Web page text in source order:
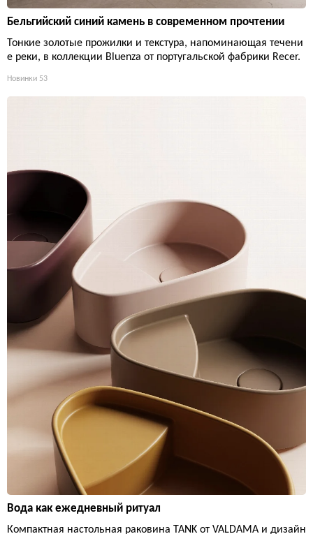
Бельгийский синий камень в современном прочтении
Тонкие золотые прожилки и текстура, напоминающая течени
е реки, в коллекции Bluenza от португальской фабрики Recer.
Новинки 53
Вода как ежедневный ритуал
Компактная настольная раковина TANK от VALDAMA и дизайн